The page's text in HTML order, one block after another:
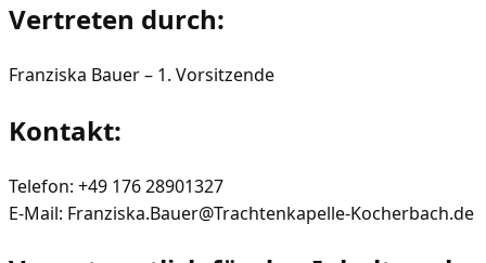
Vertreten durch:
Franziska Bauer – 1. Vorsitzende
Kontakt:
Telefon: +49 176 28901327
E-Mail: Franziska.Bauer@Trachtenkapelle-Kocherbach.de